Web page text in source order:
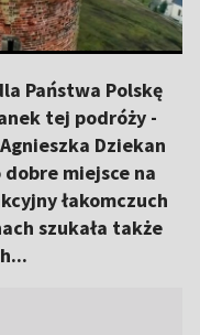
Państwa Polskę
tej podróży -
Dziekan
miejsce na
łakomczuch
szukała także